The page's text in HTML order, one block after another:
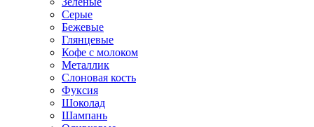
Серые
Бежевые
Глянцевые
Кофе с молоком
Металлик
Слоновая кость
Фуксия
Шоколад
Шампань